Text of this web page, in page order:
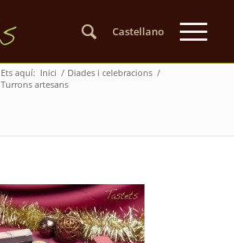
Castellano
Ets aquí: Inici / Diades i celebracions /
Turrons artesans